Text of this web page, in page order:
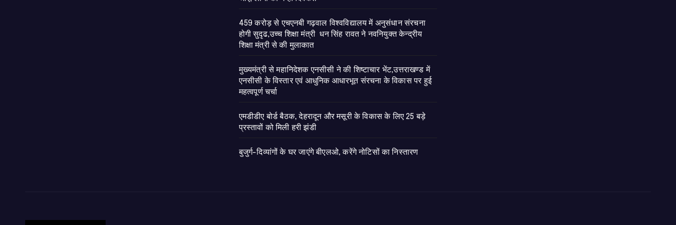
459 करोड़ से एचएनबी गढ़वाल विश्वविद्यालय में अनुसंधान संरचना
होगी सुदृढ,उच्च शिक्षा मंत्री धन सिंह रावत ने नवनियुक्त केन्द्रीय
शिक्षा मंत्री से की मुलाकात
मुख्यमंत्री से महानिदेशक एनसीसी ने की शिष्टाचार भेंट,उत्तराखण्ड में
एनसीसी के विस्तार एवं आधुनिक आधारभूत संरचना के विकास पर हुई
महत्वपूर्ण चर्चा
एमडीडीए बोर्ड बैठक, देहरादून और मसूरी के विकास के लिए 25 बड़े
प्रस्तावों को मिली हरी झंडी
बुजुर्ग-दिव्यांगों के घर जाएंगे बीएलओ, करेंगे नोटिसों का निस्तारण